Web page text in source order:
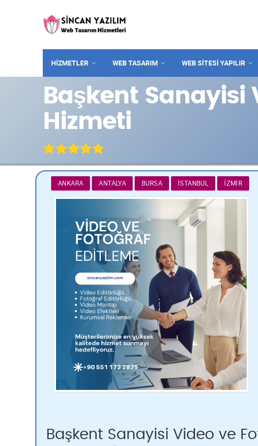
HİZMETLER WEB TASARIM WEB SITESI YAPILIR
Başkent Sanayisi
Hizmeti
ANKARA ANTALYA BURSA İSTANBUL İZMIR
Başkent Sanayisi Video ve